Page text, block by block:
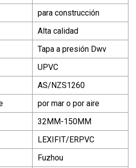
para construcción
Alta calidad
Tapa a presión Dwv
UPVC
AS/NZS1260
por mar o por aire
32MM-150MM
LEXIFIT/ERPVC
Fuzhou